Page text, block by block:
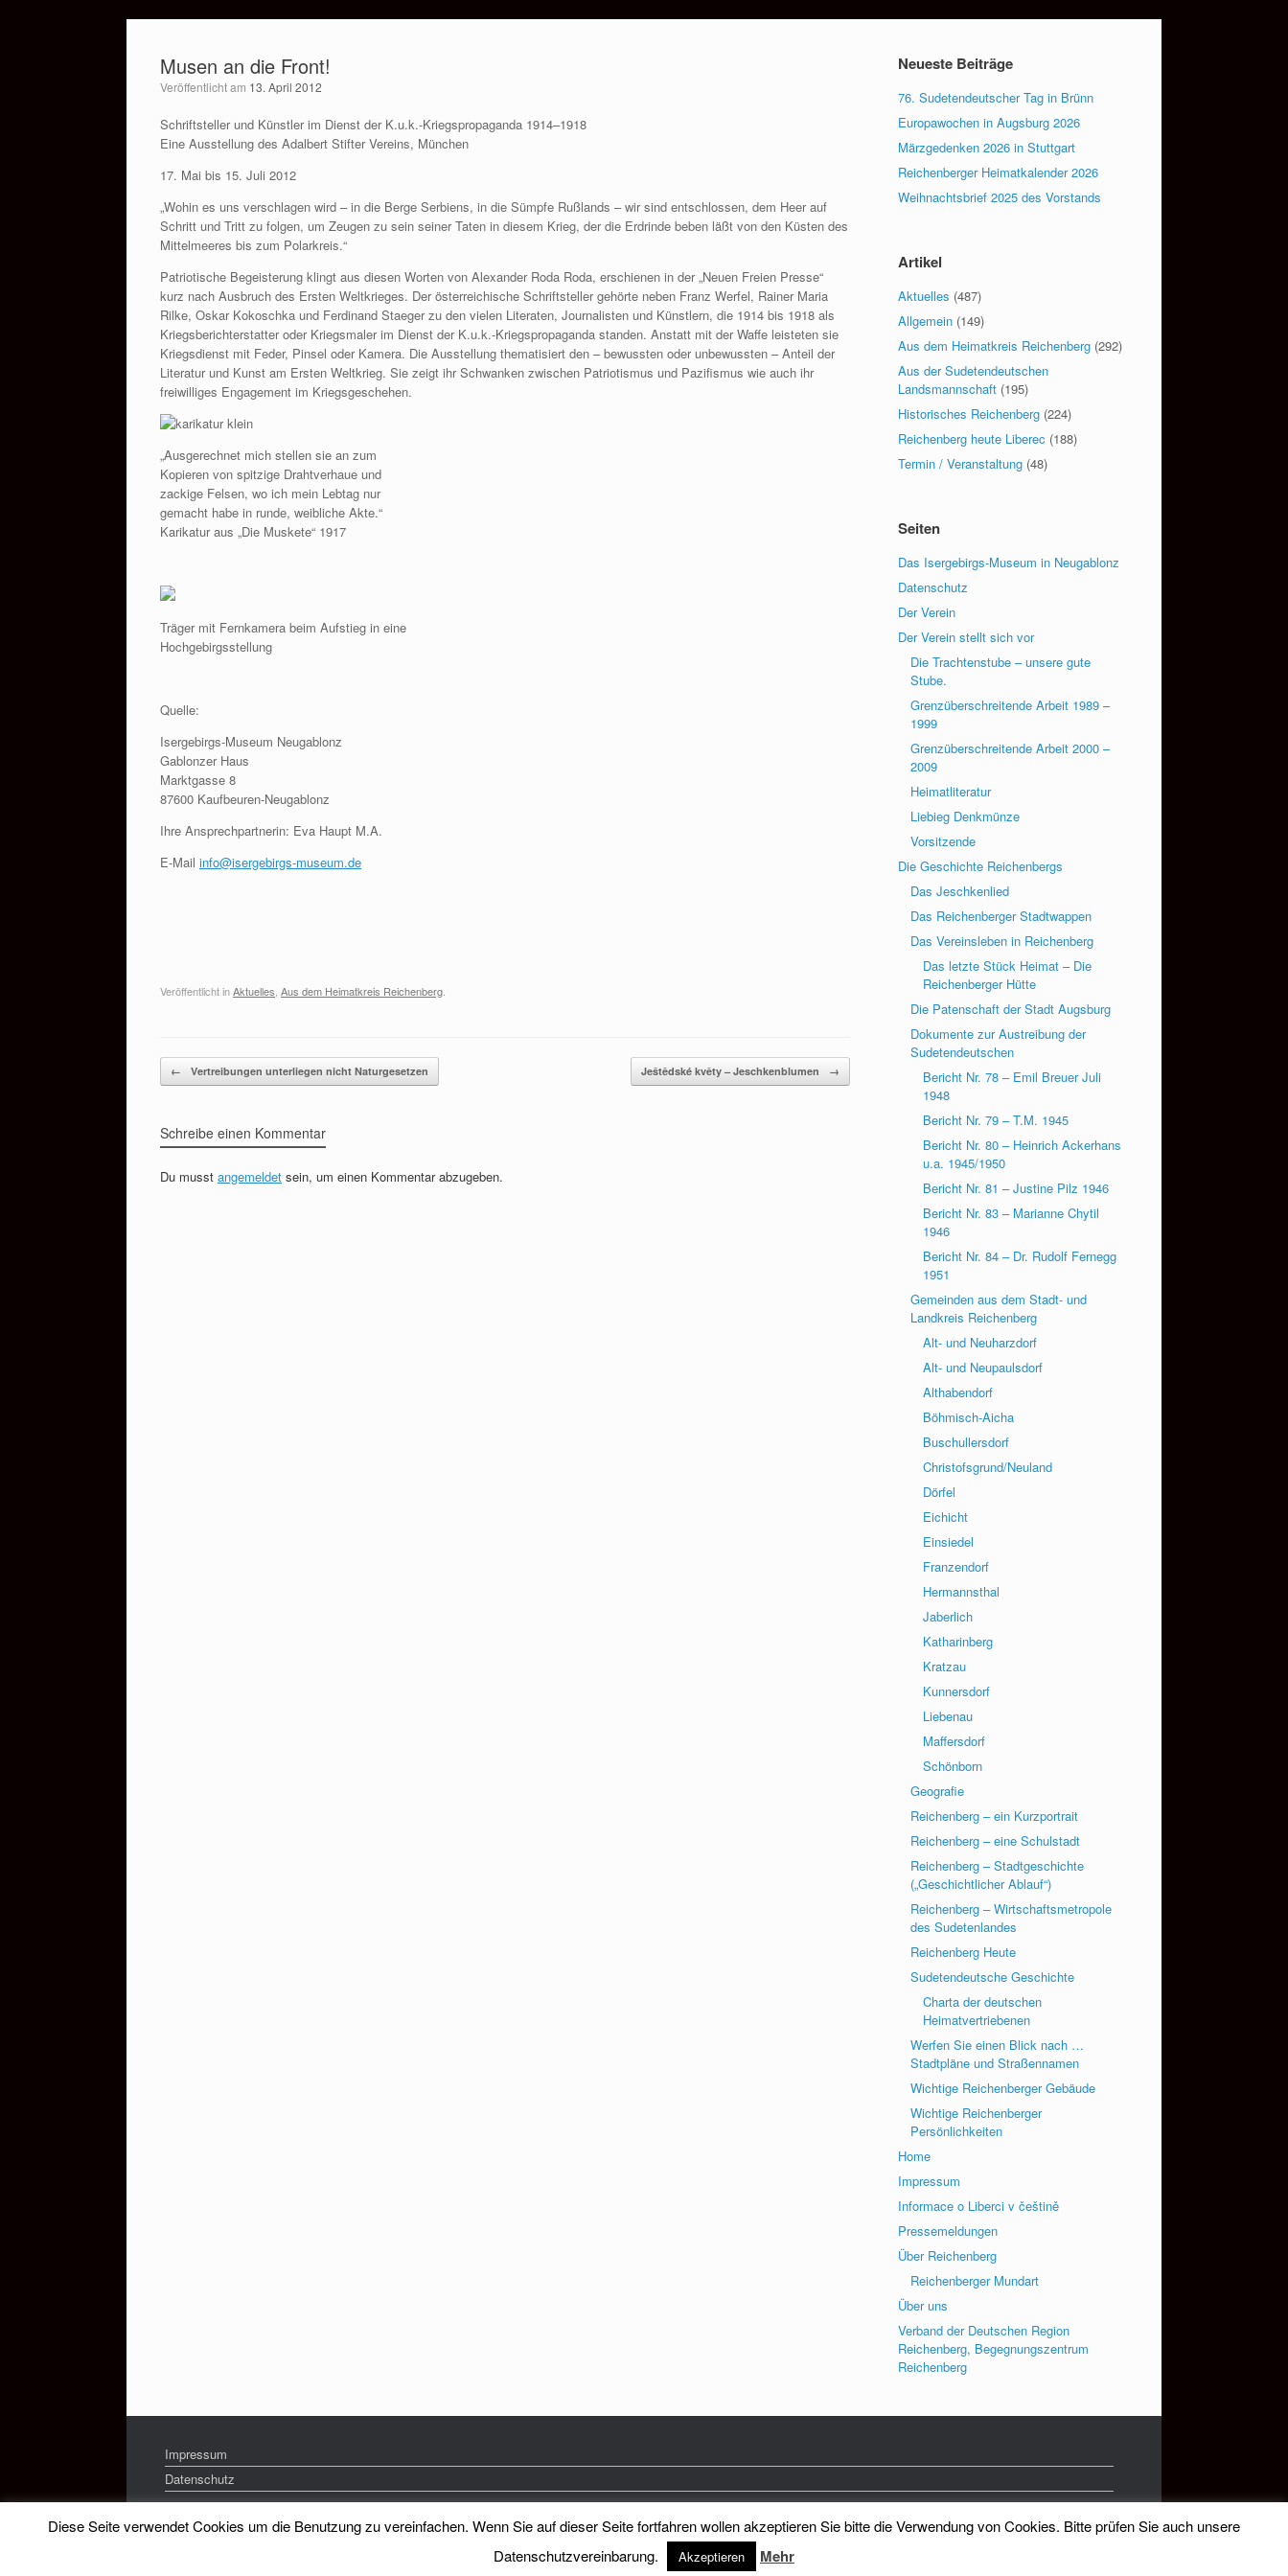
springenMusen an die Front!
Veröffentlicht am 13. April 2012
Schriftsteller und Künstler im Dienst der K.u.k.-Kriegspropaganda 1914–1918
Eine Ausstellung des Adalbert Stifter Vereins, München
17. Mai bis 15. Juli 2012
„Wohin es uns verschlagen wird – in die Berge Serbiens, in die Sümpfe Rußlands – wir sind entschlossen, dem Heer auf
Schritt und Tritt zu folgen, um Zeugen zu sein seiner Taten in diesem Krieg, der die Erdrinde beben läßt von den Küsten des
Mittelmeeres bis zum Polarkreis.“
Patriotische Begeisterung klingt aus diesen Worten von Alexander Roda Roda, erschienen in der „Neuen Freien Presse“
kurz nach Ausbruch des Ersten Weltkrieges. Der österreichische Schriftsteller gehörte neben Franz Werfel, Rainer Maria
Rilke, Oskar Kokoschka und Ferdinand Staeger zu den vielen Literaten, Journalisten und Künstlern, die 1914 bis 1918 als
Kriegsberichterstatter oder Kriegsmaler im Dienst der K.u.k.-Kriegspropaganda standen. Anstatt mit der Waffe leisteten sie
Kriegsdienst mit Feder, Pinsel oder Kamera. Die Ausstellung thematisiert den – bewussten oder unbewussten – Anteil der
Literatur und Kunst am Ersten Weltkrieg. Sie zeigt ihr Schwanken zwischen Patriotismus und Pazifismus wie auch ihr
freiwilliges Engagement im Kriegsgeschehen.
„Ausgerechnet mich stellen sie an zum
Kopieren von spitzige Drahtverhaue und
zackige Felsen, wo ich mein Lebtag nur
gemacht habe in runde, weibliche Akte.“
Karikatur aus „Die Muskete“ 1917
Träger mit Fernkamera beim Aufstieg in eine
Hochgebirgsstellung
Quelle:
Isergebirgs-Museum Neugablonz
Gablonzer Haus
Marktgasse 8
87600 Kaufbeuren-Neugablonz
Ihre Ansprechpartnerin: Eva Haupt M.A.
E-Mail info@isergebirgs-museum.de
Veröffentlicht inAktuelles Aus dem Heimatkreis Reichenberg
Beitragsnavigation
← Vertreibungen unterliegen nicht Naturgesetzen Ještědské květy – Jeschkenblumen →
Schreibe einen Kommentar
Du musst angemeldet sein, um einen Kommentar abzugeben.
Neueste Beiträge
76. Sudetendeutscher Tag in Brünn
Europawochen in Augsburg 2026
Märzgedenken 2026 in Stuttgart
Reichenberger Heimatkalender 2026
Weihnachtsbrief 2025 des Vorstands
Artikel
Aktuelles (487)
Allgemein (149)
Aus dem Heimatkreis Reichenberg (292)
Aus der Sudetendeutschen
Landsmannschaft (195)
Historisches Reichenberg (224)
Reichenberg heute Liberec (188)
Termin / Veranstaltung (48)
Seiten
Das Isergebirgs-Museum in Neugablonz
Datenschutz
Der Verein
Der Verein stellt sich vor
Die Trachtenstube – unsere gute
Stube.
Grenzüberschreitende Arbeit 1989 –
1999
Grenzüberschreitende Arbeit 2000 –
2009
Heimatliteratur
Liebieg Denkmünze
Vorsitzende
Die Geschichte Reichenbergs
Das Jeschkenlied
Das Reichenberger Stadtwappen
Das Vereinsleben in Reichenberg
Das letzte Stück Heimat – Die
Reichenberger Hütte
Die Patenschaft der Stadt Augsburg
Dokumente zur Austreibung der
Sudetendeutschen
Bericht Nr. 78 – Emil Breuer Juli
1948
Bericht Nr. 79 – T.M. 1945
Bericht Nr. 80 – Heinrich Ackerhans
u.a. 1945/1950
Bericht Nr. 81 – Justine Pilz 1946
Bericht Nr. 83 – Marianne Chytil
1946
Bericht Nr. 84 – Dr. Rudolf Fernegg
1951
Gemeinden aus dem Stadt- und
Landkreis Reichenberg
Alt- und Neuharzdorf
Alt- und Neupaulsdorf
Althabendorf
Böhmisch-Aicha
Buschullersdorf
Christofsgrund/Neuland
Dörfel
Eichicht
Einsiedel
Franzendorf
Hermannsthal
Jaberlich
Katharinberg
Kratzau
Kunnersdorf
Liebenau
Maffersdorf
Schönborn
Geografie
Reichenberg – ein Kurzportrait
Reichenberg – eine Schulstadt
Reichenberg – Stadtgeschichte
(„Geschichtlicher Ablauf“)
Reichenberg – Wirtschaftsmetropole
des Sudetenlandes
Reichenberg Heute
Sudetendeutsche Geschichte
Charta der deutschen
Heimatvertriebenen
Werfen Sie einen Blick nach …
Stadtpläne und Straßennamen
Wichtige Reichenberger Gebäude
Wichtige Reichenberger
Persönlichkeiten
Home
Impressum
Informace o Liberci v češtině
Pressemeldungen
Über Reichenberg
Reichenberger Mundart
Über uns
Verband der Deutschen Region
Reichenberg, Begegnungszentrum
Reichenberg
Impressum
Datenschutz
Heimatkreis Reichenberg Stadt und Land e.V. Theme bySiteOrigin
Diese Seite verwendet Cookies um die Benutzung zu vereinfachen. Wenn Sie auf dieser Seite fortfahren wollen akzeptieren Sie bitte die Verwendung von Cookies. Bitte prüfen Sie auch unsere
Datenschutzvereinbarung.
Akzeptieren Mehr